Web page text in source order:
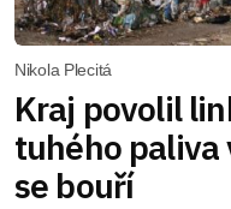
Nikola Plecitá
Kraj povolil
tuhého paliva
se bouří